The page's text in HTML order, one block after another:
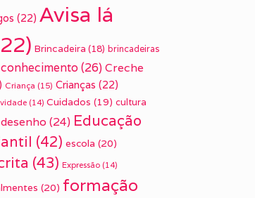
(22) Avisa lá
Brincadeira (18) brincadeiras
conhecimento(26) Creche
Criança (15) Crianças (22)
(14) Cuidados (19) cultura
desenho (24) Educação
(42) escola (20)
(43) Expressão (14)
(20) formação